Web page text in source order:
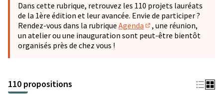
−
Dans cette rubrique, retrouvez les 110 projets lauréats
de la 1ère édition et leur avancée. Envie de participer ?
Rendez-vous dans la rubrique Agenda
(S'ouvre dans un
, une réunion,
un atelier ou une inauguration sont peut-être bientôt
organisés près de chez vous !
110 propositions